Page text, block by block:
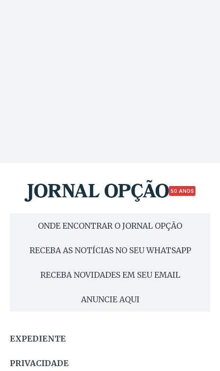
50 ANOS
ONDE ENCONTRAR O JORNAL OPÇÃO
RECEBA AS NOTÍCIAS NO SEU WHATSAPP
RECEBA NOVIDADES EM SEU EMAIL
ANUNCIE AQUI
EXPEDIENTE
PRIVACIDADE